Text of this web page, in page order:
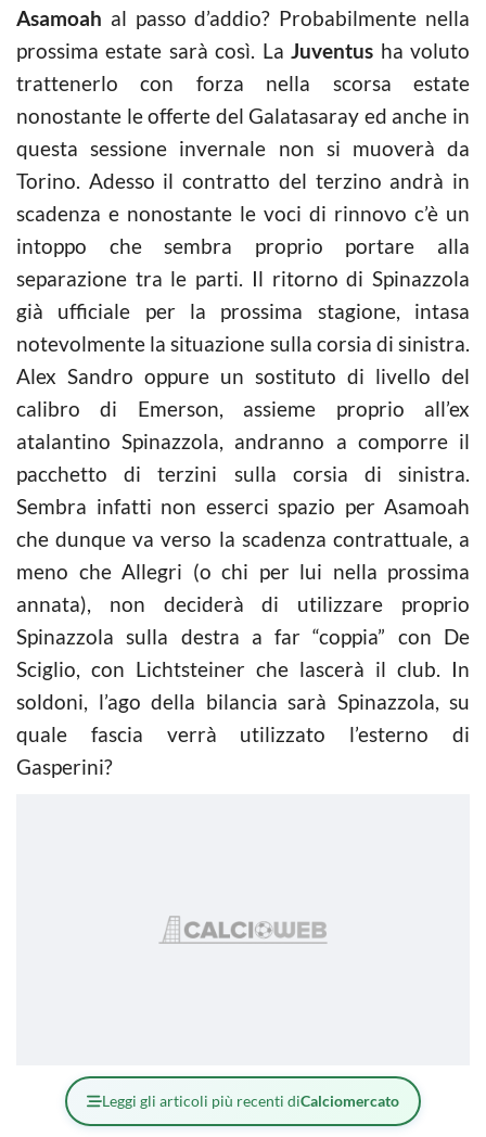
Asamoah al passo d’addio? Probabilmente nella
prossima estate sarà così. LaJuventus ha voluto
trattenerlo con forza nella scorsa estate
nonostante le offerte del Galatasaray ed anche in
questa sessione invernale non si muoverà da
Torino. Adesso il contratto del terzino andrà in
scadenza e nonostante le voci di rinnovo c’è un
intoppo che sembra proprio portare alla
separazione tra le parti. Il ritorno di Spinazzola
già ufficiale per la prossima stagione, intasa
notevolmente la situazione sulla corsia di sinistra.
Alex Sandro oppure un sostituto di livello del
calibro di Emerson, assieme proprio all’ex
atalantino Spinazzola, andranno a comporre il
pacchetto di terzini sulla corsia di sinistra.
Sembra infatti non esserci spazio per Asamoah
che dunque va verso la scadenza contrattuale, a
meno che Allegri (o chi per lui nella prossima
annata), non deciderà di utilizzare proprio
Spinazzola sulla destra a far “coppia” con De
Sciglio, con Lichtsteiner che lascerà il club. In
soldoni, l’ago della bilancia sarà Spinazzola, su
quale fascia verrà utilizzato l’esterno di
Gasperini?
Leggi gli articoli più recenti diCalciomercato